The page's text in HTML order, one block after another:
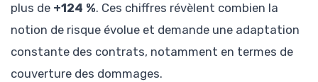
plus de +124 %. Ces chiffres révèlent combien la
notion de risque évolue et demande une adaptation
constante des contrats, notamment en termes de
couverture des dommages.